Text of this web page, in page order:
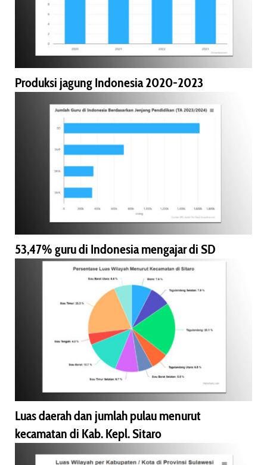
Produksi jagung Indonesia 2020-2023
53,47% guru di Indonesia mengajar di SD
Luas daerah dan jumlah pulau menurut
kecamatan di Kab. Kepl. Sitaro